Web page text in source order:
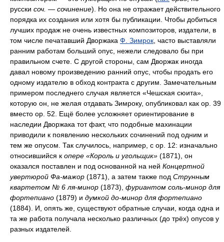
русски соч. — сочинение). Но она не отражает действительного
порядка их создания или хотя бы публикации. Чтобы добиться
лучших продаж не очень известных композиторов, издатели, в
том числе печатавший Дворжака Ф. Зимрок , часто выставляли
ранним работам больший опус, нежели следовало бы при
правильном счете. С другой стороны, сам Дворжак иногда
давал новому произведению ранний опус, чтобы продать его
одному издателю в обход контракта с другим. Замечательным
примером последнего случая является «Чешская сюита»,
которую он, не желая отдавать Зимроку, опубликовал как op. 39
вместо op. 52. Ещё более усложняет ориентирование в
наследии Дворжака тот факт, что подобные махинации
приводили к появлению нескольких сочинений под одним и
тем же опусом. Так случилось, например, с op. 12: изначально
относившийся к опере «Король и угольщик» (1871), он
оказался поставлен и под основанной на ней Концертной
увертюрой Фа-мажор (1871), а затем также под Струнным
квартетом № 6 ля-минор (1873), фуриантом соль-минор для
фортепиано (1879) и думкой до-минор для фортепиано
(1884). И, опять же, существуют обратные случаи, когда одна и
та же работа получала несколько различных (до трёх) опусов у
разных издателей.